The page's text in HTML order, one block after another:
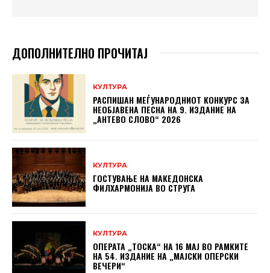
ДОПОЛНИТЕЛНО ПРОЧИТАЈ
КУЛТУРА
РАСПИШАН МЕЃУНАРОДНИОТ КОНКУРС ЗА
НЕОБЈАВЕНА ПЕСНА НА 9. ИЗДАНИЕ НА
„АНТЕВО СЛОВО“ 2026
КУЛТУРА
ГОСТУВАЊЕ НА МАКЕДОНСКА
ФИЛХАРМОНИЈА ВО СТРУГА
КУЛТУРА
ОПЕРАТА „ТОСКА“ НА 16 МАЈ ВО РАМКИТЕ
НА 54. ИЗДАНИЕ НА „МАЈСКИ ОПЕРСКИ
ВЕЧЕРИ“